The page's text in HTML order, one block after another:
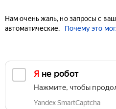
Нам очень жаль, но запросы с
автоматические.
Почему это
Я не робот
Нажмите, чтобы
Yandex SmartCaptcha